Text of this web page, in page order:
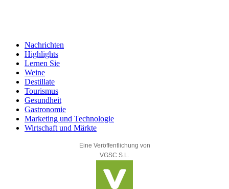
Nachrichten
Highlights
Lernen Sie
Weine
Destillate
Tourismus
Gesundheit
Gastronomie
Marketing und Technologie
Wirtschaft und Märkte
Eine Veröffentlichung von
VGSC S.L.